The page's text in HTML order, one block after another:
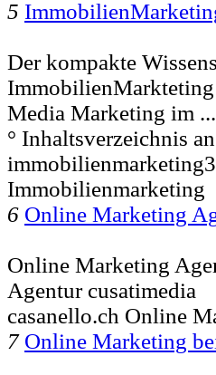
5
Der kompakte
Media Marketing im
° Inhaltsverzeichnis
Immobilienmarketing
6 Online Marketing
Online Marketing
Agentur cusatimedia
casanello.ch Online
7 Online Marketing